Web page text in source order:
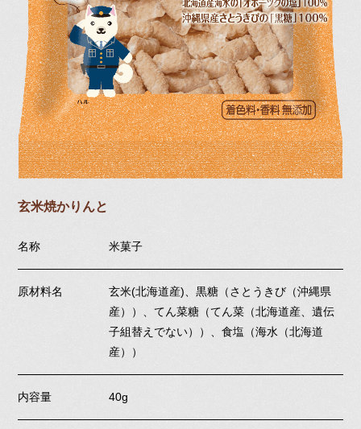
玄米焼かりんと
名称 米菓子
原材料名
玄米(北海道産)、黒糖（さとうきび（沖縄県
産））、てん菜糖（てん菜（北海道産、遺伝
子組替えでない））、食塩（海水（北海道
産））
内容量 40g